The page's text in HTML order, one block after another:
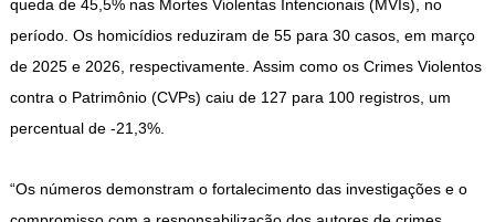
queda de 45,5% nas Mortes Violentas Intencionais (MVIs), no
período. Os homicídios reduziram de 55 para 30 casos, em março
de 2025 e 2026, respectivamente. Assim como os Crimes Violentos
contra o Patrimônio (CVPs) caiu de 127 para 100 registros, um
percentual de -21,3%.
“Os números demonstram o fortalecimento das investigações e o